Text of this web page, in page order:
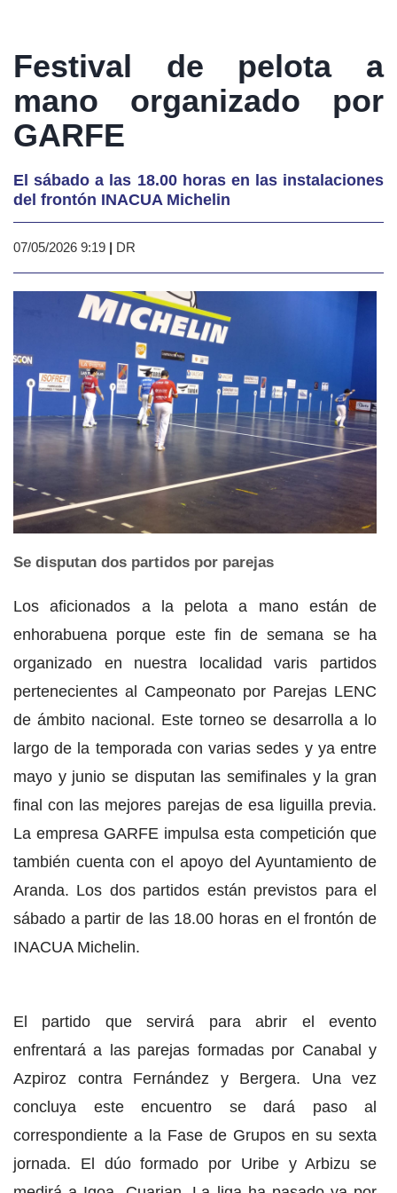
Festival de pelota a
mano organizado por
GARFE
El sábado a las 18.00 horas en las instalaciones
del frontón INACUA Michelin
07/05/2026 9:19 | DR
Se disputan dos partidos por parejas
Los aficionados a la pelota a mano están de
enhorabuena porque este fin de semana se ha
organizado en nuestra localidad varis partidos
pertenecientes al Campeonato por Parejas LENC
de ámbito nacional. Este torneo se desarrolla a lo
largo de la temporada con varias sedes y ya entre
mayo y junio se disputan las semifinales y la gran
final con las mejores parejas de esa liguilla previa.
La empresa GARFE impulsa esta competición que
también cuenta con el apoyo del Ayuntamiento de
Aranda. Los dos partidos están previstos para el
sábado a partir de las 18.00 horas en el frontón de
INACUA Michelin.
El partido que servirá para abrir el evento
enfrentará a las parejas formadas por Canabal y
Azpiroz contra Fernández y Bergera. Una vez
concluya este encuentro se dará paso al
correspondiente a la Fase de Grupos en su sexta
jornada. El dúo formado por Uribe y Arbizu se